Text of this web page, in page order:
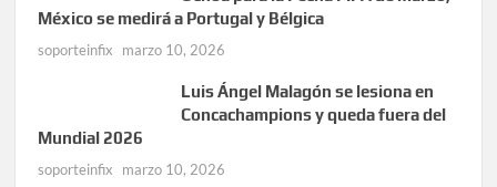
México se medirá a Portugal y Bélgica
soporteinfix marzo 10, 2026
Luis Ángel Malagón se lesiona en
Concachampions y queda fuera del
Mundial 2026
soporteinfix marzo 10, 2026